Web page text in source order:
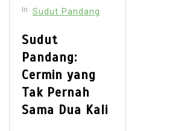
In Sudut Pandang
Sudut
Pandang:
Cermin yang
Tak Pernah
Sama Dua Kali